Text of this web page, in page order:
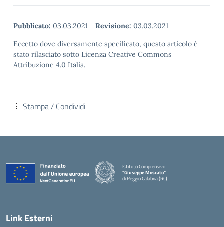
Pubblicato: 03.03.2021 - Revisione: 03.03.2021
Eccetto dove diversamente specificato, questo articolo è
stato rilasciato sotto Licenza Creative Commons
Attribuzione 4.0 Italia.
Stampa / Condividi
Istituto Comprensivo
"Giuseppe Moscato"
di Reggio Calabria (RC)
— Visita la pagina iniziale della scuola
Link Esterni